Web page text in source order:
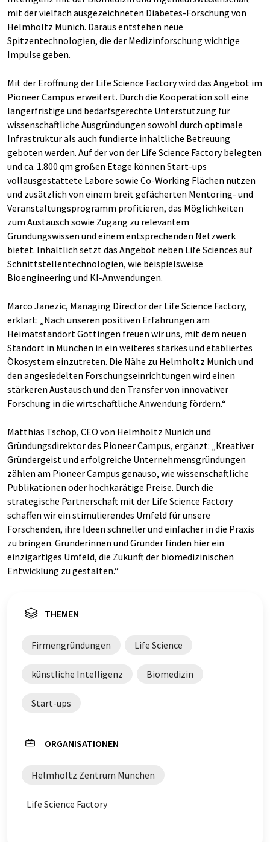
mit der vielfach ausgezeichneten Diabetes-Forschung von
Helmholtz Munich. Daraus entstehen neue
Spitzentechnologien, die der Medizinforschung wichtige
Impulse geben.
Mit der Eröffnung der Life Science Factory wird das Angebot im
Pioneer Campus erweitert. Durch die Kooperation soll eine
längerfristige und bedarfsgerechte Unterstützung für
wissenschaftliche Ausgründungen sowohl durch optimale
Infrastruktur als auch fundierte inhaltliche Betreuung
geboten werden. Auf der von der Life Science Factory belegten
und ca. 1.800 qm großen Etage können Start-ups
vollausgestattete Labore sowie Co-Working Flächen nutzen
und zusätzlich von einem breit gefächerten Mentoring- und
Veranstaltungsprogramm profitieren, das Möglichkeiten
zum Austausch sowie Zugang zu relevantem
Gründungswissen und einem entsprechenden Netzwerk
bietet. Inhaltlich setzt das Angebot neben Life Sciences auf
Schnittstellentechnologien, wie beispielsweise
Bioengineering und KI-Anwendungen.
Marco Janezic, Managing Director der Life Science Factory,
erklärt: „Nach unseren positiven Erfahrungen am
Heimatstandort Göttingen freuen wir uns, mit dem neuen
Standort in München in ein weiteres starkes und etabliertes
Ökosystem einzutreten. Die Nähe zu Helmholtz Munich und
den angesiedelten Forschungseinrichtungen wird einen
stärkeren Austausch und den Transfer von innovativer
Forschung in die wirtschaftliche Anwendung fördern.“
Matthias Tschöp, CEO von Helmholtz Munich und
Gründungsdirektor des Pioneer Campus, ergänzt: „Kreativer
Gründergeist und erfolgreiche Unternehmensgründungen
zählen am Pioneer Campus genauso, wie wissenschaftliche
Publikationen oder hochkarätige Preise. Durch die
strategische Partnerschaft mit der Life Science Factory
schaffen wir ein stimulierendes Umfeld für unsere
Forschenden, ihre Ideen schneller und einfacher in die Praxis
zu bringen. Gründerinnen und Gründer finden hier ein
einzigartiges Umfeld, die Zukunft der biomedizinischen
Entwicklung zu gestalten.“
THEMEN
Firmengründungen Life Science
künstliche Intelligenz Biomedizin
Start-ups
ORGANISATIONEN
Helmholtz Zentrum München
Life Science Factory